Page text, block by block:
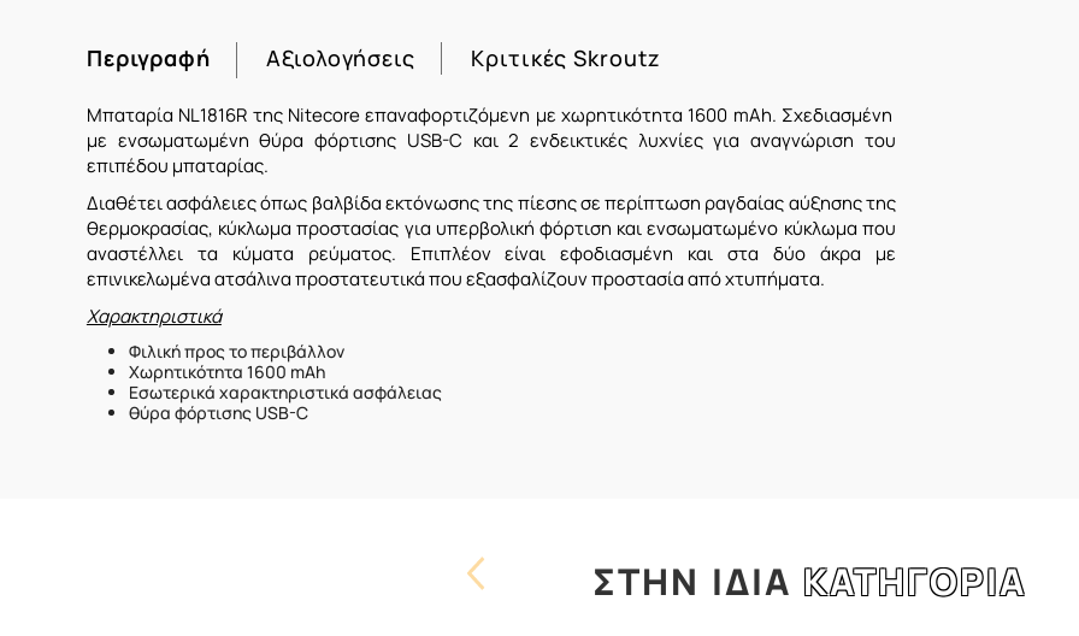
Περιγραφή Αξιολογήσεις Κριτικές Skroutz
Μπαταρία NL1816R της Nitecore επαναφορτιζόμενη με χωρητικότητα 1600 mAh. Σχεδιασμένη
με ενσωματωμένη θύρα φόρτισης USB-C και 2 ενδεικτικές λυχνίες για αναγνώριση του
επιπέδου μπαταρίας.
Διαθέτει ασφάλειες όπως βαλβίδα εκτόνωσης της πίεσης σε περίπτωση ραγδαίας αύξησης της
θερμοκρασίας, κύκλωμα προστασίας για υπερβολική φόρτιση και ενσωματωμένο κύκλωμα που
αναστέλλει τα κύματα ρεύματος. Επιπλέον είναι εφοδιασμένη και στα δύο άκρα με
επινικελωμένα ατσάλινα προστατευτικά που εξασφαλίζουν προστασία από χτυπήματα.
Χαρακτηριστικά
Φιλική προς το περιβάλλον
Χωρητικότητα 1600 mAh
Εσωτερικά χαρακτηριστικά ασφάλειας
θύρα φόρτισης USB-C
ΣΤΗΝ ΙΔΙΑ ΚΑΤΗΓΟΡΙΑ